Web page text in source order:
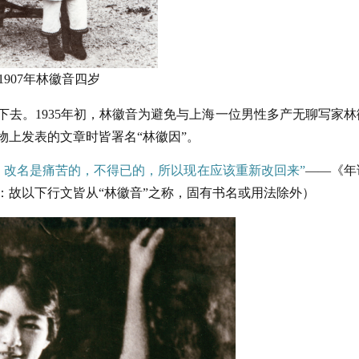
年林徽音四岁
去。1935年初，林徽音为避免与上海一位男性多产无聊写家
发表的文章时皆署名“林徽因”。
名是痛苦的，不得已的，所以现在应该重新改回来”——《年
故以下行文皆从“林徽音”之称，固有书名或用法除外）